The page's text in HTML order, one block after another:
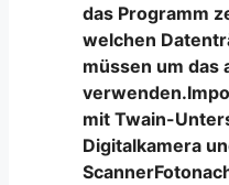
das Programm
welchen
müssen um das
mit Twain-
Digitalkamera